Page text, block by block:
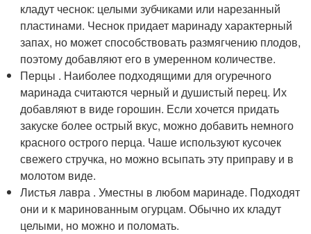
кладут чеснок: целыми зубчиками или нарезанный
пластинами. Чеснок придает маринаду характерный
запах, но может способствовать размягчению плодов,
поэтому добавляют его в умеренном количестве.
Перцы . Наиболее подходящими для огуречного
маринада считаются черный и душистый перец. Их
добавляют в виде горошин. Если хочется придать
закуске более острый вкус, можно добавить немного
красного острого перца. Чаше используют кусочек
свежего стручка, но можно всыпать эту приправу и в
молотом виде.
Листья лавра . Уместны в любом маринаде. Подходят
они и к маринованным огурцам. Обычно их кладут
целыми, но можно и поломать.